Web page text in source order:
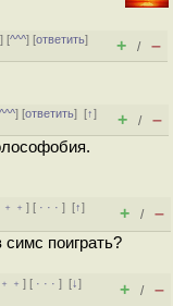
] [^^^] [ответить]
+ / –
^^^] [ответить][↑]
+ / –
] [ · · ·][↑]
+ / –
поиграть?
] [ · · ·][↓]
+ / –